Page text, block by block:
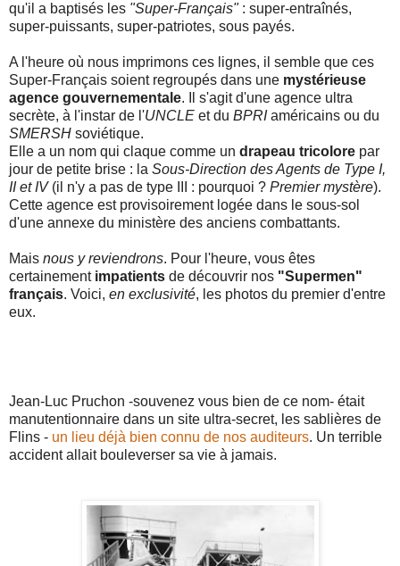
qu'il a baptisés les "Super-Français": super-entraînés,
super-puissants, super-patriotes, sous payés.
A l'heure où nous imprimons ces lignes, il semble que ces
Super-Français soient regroupés dans une mystérieuse
agence gouvernementale. Il s'agit d'une agence ultra
secrète, à l'instar de l'UNCLE et du BPRIaméricains ou du
SMERSH soviétique.
Elle a un nom qui claque comme un drapeau tricolore par
jour de petite brise : la Sous-Direction des Agents de Type I,
II et IV(il n'y a pas de type III : pourquoi ? Premier mystère).
Cette agence est provisoirement logée dans le sous-sol
d'une annexe du ministère des anciens combattants.
Mais nous y reviendrons. Pour l'heure, vous êtes
certainement impatients de découvrir nos "Supermen"
français. Voici, en exclusivité, les photos du premier d'entre
eux.
Jean-Luc Pruchon -souvenez vous bien de ce nom- était
manutentionnaire dans un site ultra-secret, les sablières de
Flins - un lieu déjà bien connu de nos auditeurs. Un terrible
accident allait bouleverser sa vie à jamais.